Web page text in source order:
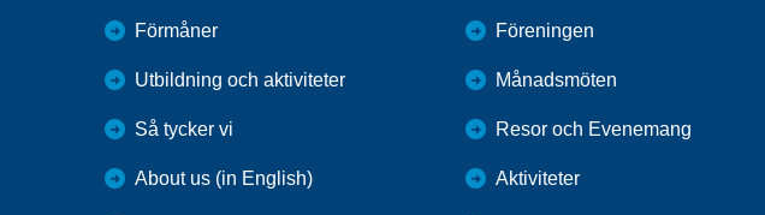
Förmåner
Utbildning och aktiviteter
Så tycker vi
About us (in English)
Föreningen
Månadsmöten
Resor och Evenemang
Aktiviteter